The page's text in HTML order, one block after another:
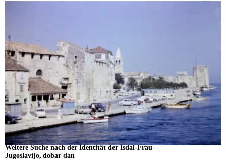
Weitere Suche nach der Identität der Isdal-Frau –
Jugoslavijo, dobar dan